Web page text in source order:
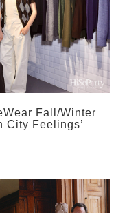
Fall/Winter
City Feelings’